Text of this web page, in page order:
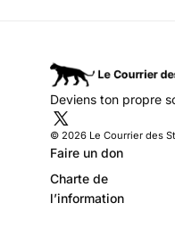
Deviens ton propre
© 2026 Le Courrier des
Faire un don
Charte de
l’information